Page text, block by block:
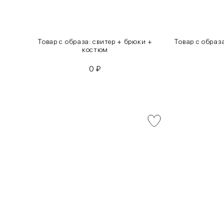
Товар с образа: свитер + брюки +
костюм
0₽
Товар с